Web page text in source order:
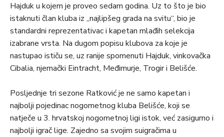
Hajduk u kojem je proveo sedam godina. Uz to što je bio
istaknuti član kluba iz „najlipšeg grada na svitu“, bio je
standardni reprezentativac i kapetan mlađih selekcija
izabrane vrsta. Na dugom popisu klubova za koje je
nastupao ističu se, uz ranije spomenuti Hajduk, vinkovačka
Cibalia, njemački Eintracht, Međimurje, Trogir i Belišće.
Posljednje tri sezone Ratković je ne samo kapetan i
najbolji pojedinac nogometnog kluba Belišće, koji se
natječe u 3. hrvatskoj nogometnoj ligi istok, već zasigurno i
najbolji igrač lige. Zajedno sa svojim suigračima u